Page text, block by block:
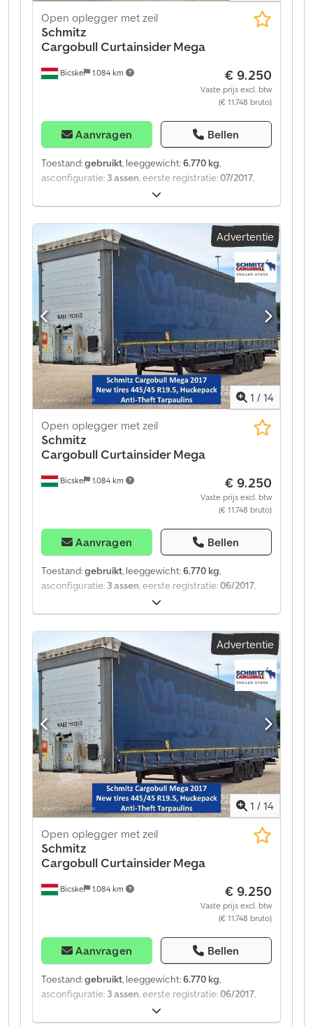
Bicske 1.084 km
Open oplegger met zeil
Schmitz
CargobullCurtainsider Mega
€ 9.250
Vaste prijs excl. btw
(€ 11.748 bruto)
Aanvragen Bellen
Toestand:gebruikt, leeggewicht:6.770 kg,
asconfiguratie: 3 assen , eerste registratie:07/2017
, Bouwjaar:2017
Leeggewicht: 6.770 kg, luchtvering, achterste
onderrijbeveiliging, elektronisch remsysteem (EBS),
1x15- en 2x7-polige stekker, antispray. Een overzicht
van alle beschikbare voertuigen vindt u op onze
website. Financiering nodig? Wij bieden individuele
financieringsoplossingen, full-service contracten en
telematicadiensten. Wij adviseren u graag persoonlijk.
Dcjdpeztgx Dofx Am Hjk
Advertentie
1 / 14
Bicske 1.084 km
Open oplegger met zeil
Schmitz
CargobullCurtainsider Mega
€ 9.250
Vaste prijs excl. btw
(€ 11.748 bruto)
Aanvragen Bellen
Toestand:gebruikt, leeggewicht:6.770 kg,
asconfiguratie: 3 assen, eerste registratie:06/2017,
, Bouwjaar:2017
mechanisch, Uitrusting:ABS, Leeggewicht: 6.770 kg,
luchtvering, achterste onderrijbeveiliging,
elektronisch remsysteem (EBS), 1x15- en 2x7-polige
stekker, antispray. Een overzicht van alle beschikbare
voertuigen vindt u op onze website. Financiering
nodig? Wij bieden individuele
financieringsoplossingen, full-service contracten en
telematicadiensten. Wij adviseren u graag persoonlijk.
Dedpfxeztgxwj Am Heck
Advertentie
1 / 14
Bicske 1.084 km
Open oplegger met zeil
Schmitz
CargobullCurtainsider Mega
€ 9.250
Vaste prijs excl. btw
(€ 11.748 bruto)
Aanvragen Bellen
Toestand:gebruikt, leeggewicht:6.770 kg,
asconfiguratie: 3 assen , eerste registratie:06/2017
, Bouwjaar:2017
mechanisch, Uitrusting:ABS, Leeggewicht: 6.770 kg,